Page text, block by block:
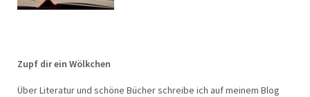
Zupf dir ein Wölkchen
Über Literatur und schöne Bücher schreibe ich auf meinem Blog